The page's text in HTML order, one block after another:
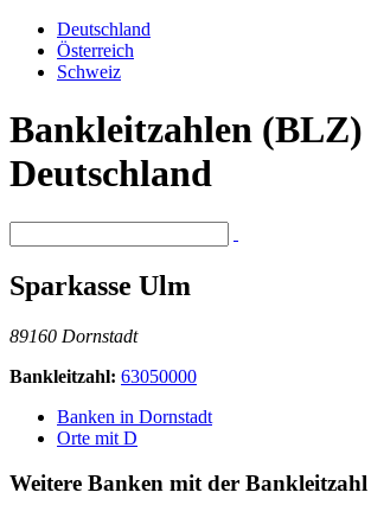
Deutschland
Österreich
Schweiz
Bankleitzahlen (BLZ)
Deutschland
Sparkasse Ulm
89160 Dornstadt
Bankleitzahl: 63050000
Banken in Dornstadt
Orte mit D
Weitere Banken mit der Bankleitzahl